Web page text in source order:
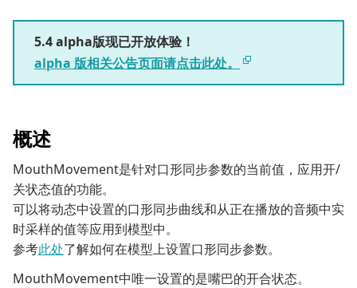
5.4 alpha版现已开放体验！
alpha 版相关公告页面请点击此处。
概述
MouthMovement是针对口形同步参数的当前值，应用开/
关状态值的功能。
可以将动态中设置的口形同步曲线和从正在播放的音频中实
时采样的值等应用到模型中。
参考此处了解如何在模型上设置口形同步参数。
MouthMovement中唯一设置的是嘴巴的开合状态。